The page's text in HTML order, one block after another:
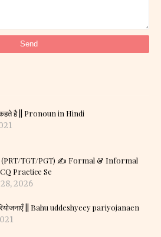
कहते है || Pronoun in Hindi
(PRT/TGT/PGT) ✍️ Formal & Informal
Practice Se
2026
|| Bahu uddeshyeey pariyojanaen